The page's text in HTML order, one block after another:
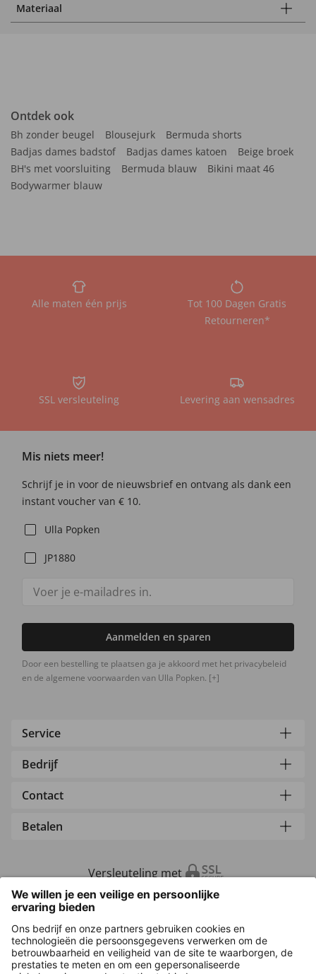
Materiaal
Ontdek ook
Bh zonder beugel Blousejurk
Bermuda shorts
Badjas dames badstof
Badjas dames katoen
Beige broek
BH's met voorsluiting
Bermuda blauw
Bikini maat 46
Bodywarmer blauw
Alle maten één prijs
Tot 100 Dagen Gratis
Retourneren*
SSL versleuteling Levering aan wensadres
Mis niets meer!
Schrijf je in voor de nieuwsbrief en ontvang als dank een
instant voucher van € 10.
Ulla Popken
JP1880
Aanmelden en sparen
Door een bestelling te plaatsen ga je akkoord met het privacybeleid
en de algemene voorwaarden van Ulla Popken. [+]
Service
Bedrijf
Contact
Betalen
Versleuteling met
Overige webwinkels
Nederland